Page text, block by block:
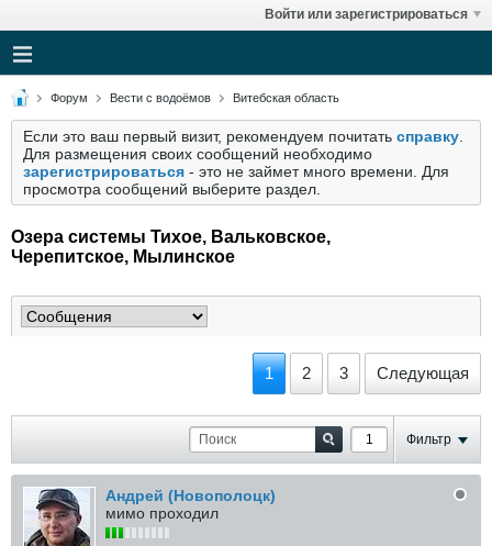
Войти или зарегистрироваться
Форум Вести с водоёмов Витебская область
Если это ваш первый визит, рекомендуем почитать справку
Для размещения своих сообщений необходимо
зарегистрироваться - это не займет много времени. Для
просмотра сообщений выберите раздел.
Озера системы Тихое, Вальковское,
Черепитское, Мылинское
1 2 3 Следующая
Фильтр
Андрей (Новополоцк)
мимо проходил